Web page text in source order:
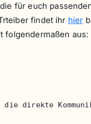
für euch
findet ihr hier
folgendermaßen aus:
direkte